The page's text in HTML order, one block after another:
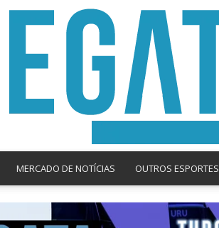
MERCADO DE NOTÍCIAS OUTROS ESPORTES